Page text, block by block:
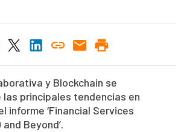
y Blockchain se
principales tendencias en
informe ‘Financial Services
Beyond’.